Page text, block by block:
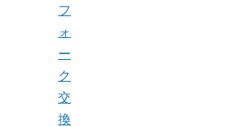
フ
ォ
ー
ク
交
換